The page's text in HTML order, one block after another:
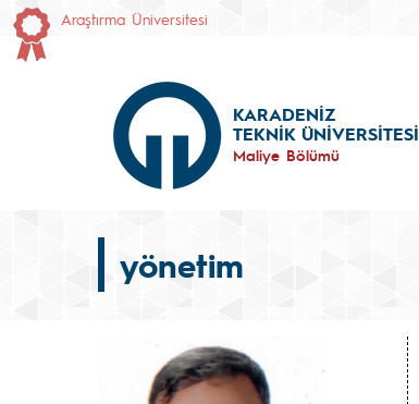
Araştırma Üniversitesi
KARADENİZ
TEKNİK ÜNİVERSİTESİ
Maliye Bölümü
yönetim